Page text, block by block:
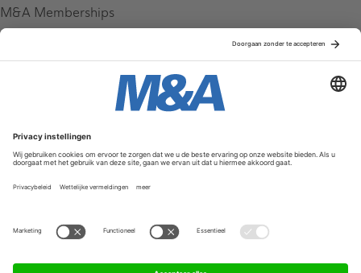
M&A Memberships
Service & Contact
Contact
FAQ
Werken bij ons